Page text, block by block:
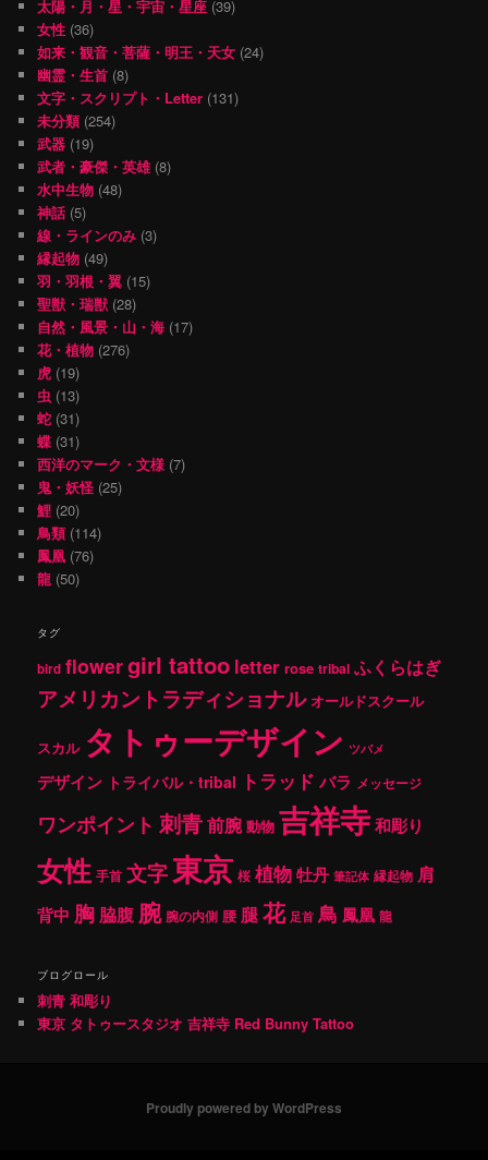
太陽・月・星・宇宙・星座 (39)
女性 (36)
如来・観音・菩薩・明王・天女 (24)
幽霊・生首 (8)
文字・スクリプト・Letter (131)
未分類(254)
武器 (19)
武者・豪傑・英雄(8)
水中生物 (48)
神話 (5)
線・ラインのみ (3)
縁起物 (49)
羽・羽根・翼 (15)
聖獣・瑞獣 (28)
自然・風景・山・海 (17)
花・植物 (276)
虎 (19)
虫 (13)
蛇 (31)
蝶 (31)
西洋のマーク・文様 (7)
鬼・妖怪 (25)
鯉 (20)
鳥類(114)
鳳凰 (76)
龍 (50)
タグ
bird flowergirl tattoo letter rose tribal ふくらはぎ
アメリカントラディショナル オールドスクール
スカル タトゥーデザイン ツバメ
デザイン トライバル・tribal トラッド バラ メッセージ
ワンポイント 刺青前腕 動物 吉祥寺和彫り
女性 手首 文字東京 桜 植物牡丹 筆記体 縁起物 肩
背中 胸 脇腹腕 腕の内側 腰 腿花 足首 鳥 鳳凰 龍
ブログロール
刺青 和彫り
東京 タトゥースタジオ 吉祥寺 Red Bunny Tattoo
Proudly powered by WordPress